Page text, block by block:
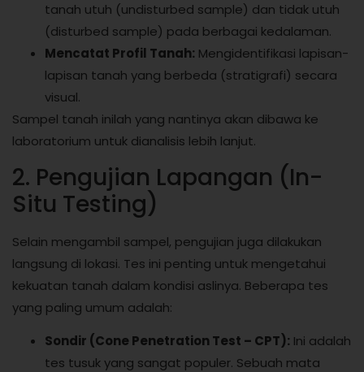
tanah utuh (undisturbed sample) dan tidak utuh
(disturbed sample) pada berbagai kedalaman.
Mencatat Profil Tanah: Mengidentifikasi lapisan-
lapisan tanah yang berbeda (stratigrafi) secara
visual.
Sampel tanah inilah yang nantinya akan dibawa ke
laboratorium untuk dianalisis lebih lanjut.
2. Pengujian Lapangan (In-
Situ Testing)
Selain mengambil sampel, pengujian juga dilakukan
langsung di lokasi. Tes ini penting untuk mengetahui
kekuatan tanah dalam kondisi aslinya. Beberapa tes
yang paling umum adalah:
Sondir (Cone Penetration Test – CPT): Ini adalah
tes tusuk yang sangat populer. Sebuah mata